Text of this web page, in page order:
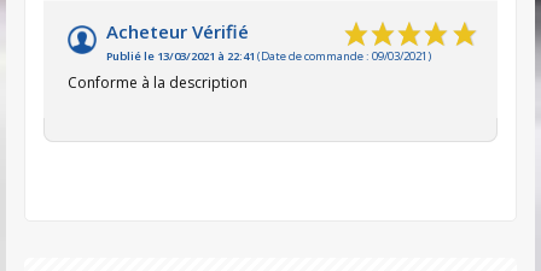
Acheteur Vérifié
Publié le 13/03/2021 à 22:41 (Date de commande : 09/03/2021)
Conforme à la description